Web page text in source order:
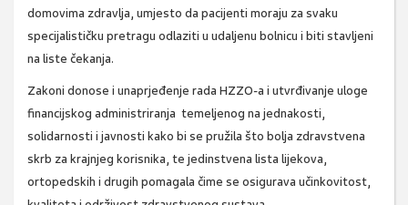
domovima zdravlja, umjesto da pacijenti moraju za svaku
specijalističku pretragu odlaziti u udaljenu bolnicu i biti stavljeni
na liste čekanja.
Zakoni donose i unaprjeđenje rada HZZO-a i utvrđivanje uloge
financijskog administriranja temeljenog na jednakosti,
solidarnosti i javnosti kako bi se pružila što bolja zdravstvena
skrb za krajnjeg korisnika, te jedinstvena lista lijekova,
ortopedskih i drugih pomagala čime se osigurava učinkovitost,